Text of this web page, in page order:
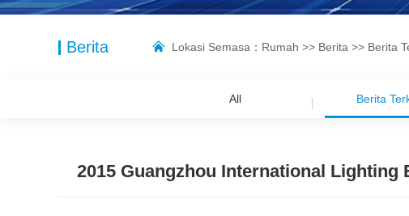
Berita Lokasi Semasa： Rumah >> Berita >> Berita
All Berita
2015 Guangzhou International